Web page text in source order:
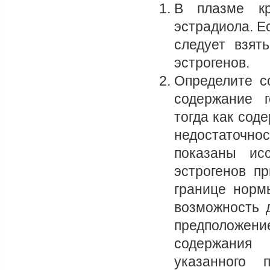
В плазме
эстрадиола.
следует
эстрогенов.
Определите
содержание
тогда как
показаны
эстрогенов
границе
возможность
указанного